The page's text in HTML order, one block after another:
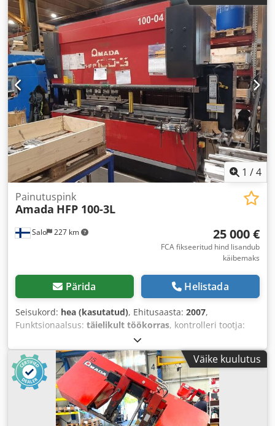
1 /4
Salo 227 km
Painutuspink
Amada HFP 100-3L
25 000 €
FCA fikseeritud hind lisandub
käibemaks
Pärida Helistada
Seisukord: hea (kasutatud), Ehitusaasta: 2007,
Funktsionaalsus: täielikult töökorras, kontrolleri tootja:
CNC-juhtimine
tase:automaatne, käitlustüüp:hüdrauliline,
Väike kuulutus